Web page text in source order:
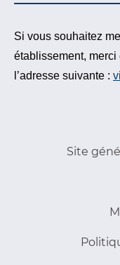
Si vous souhaitez
établissement,
l’adresse suivante :
Site